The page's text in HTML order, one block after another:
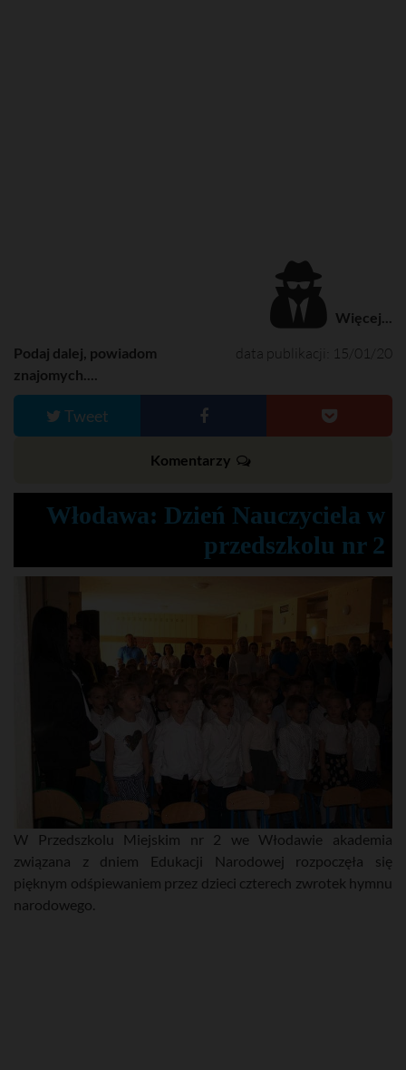
Więcej...
data publikacji: 15/01/20
Podaj dalej, powiadom
znajomych....
Tweet
Komentarzy
Włodawa: Dzień Nauczyciela w
przedszkolu nr 2
W Przedszkolu Miejskim nr 2 we Włodawie akademia
związana z dniem Edukacji Narodowej rozpoczęła się
pięknym odśpiewaniem przez dzieci czterech zwrotek hymnu
narodowego.